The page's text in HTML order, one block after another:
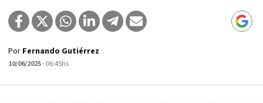
Por Fernando Gutiérrez
10/06/2025- 06:45hs